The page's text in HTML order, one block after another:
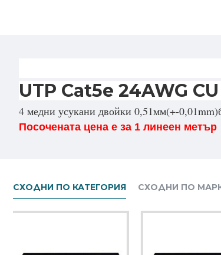
UTP Cat5e 24AWG CU
4 медни усукани двойки 0,51мм(+-
Посочената цена е за 1 линеен метър
СХОДНИ ПО КАТЕГОРИЯ СХОДНИ ПО